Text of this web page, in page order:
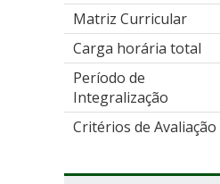
Matriz Curricular
Carga horária total
Período de
Integralização
Critérios de Avaliação